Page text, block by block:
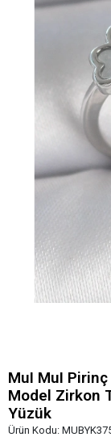
MuI MuI
Model Zirkon
Yüzük
Ürün Kodu: